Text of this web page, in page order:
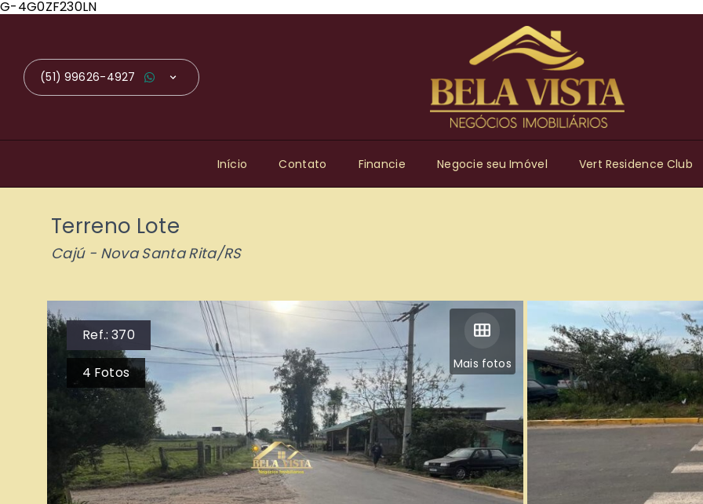
G-4G0ZF230LN
(51) 99626-4927
Início Contato Financie Negocie seu Imóvel Vert Residence Club
Terreno Lote
Cajú - Nova Santa Rita/RS
Mais fotos
Ref.:370
4 Fotos